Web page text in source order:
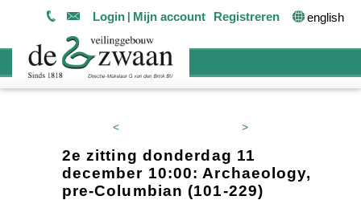
Login Mijn account Registreren english
< >
2e zitting donderdag 11
december 10:00: Archaeology,
pre-Columbian (101-229)